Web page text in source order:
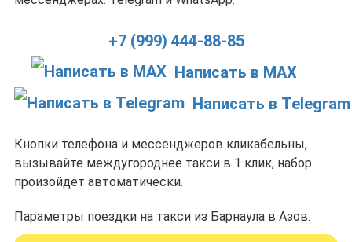
+7 (999) 444-88-85
Написать в MAX
Написать в Telegram
Кнопки телефона и мессенджеров кликабельны,
вызывайте междугороднее такси в 1 клик, набор
произойдет автоматически.
Параметры поездки на такси из Барнаула в Азов: